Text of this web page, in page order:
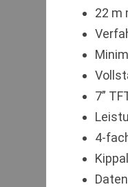
22 m
7”
4-